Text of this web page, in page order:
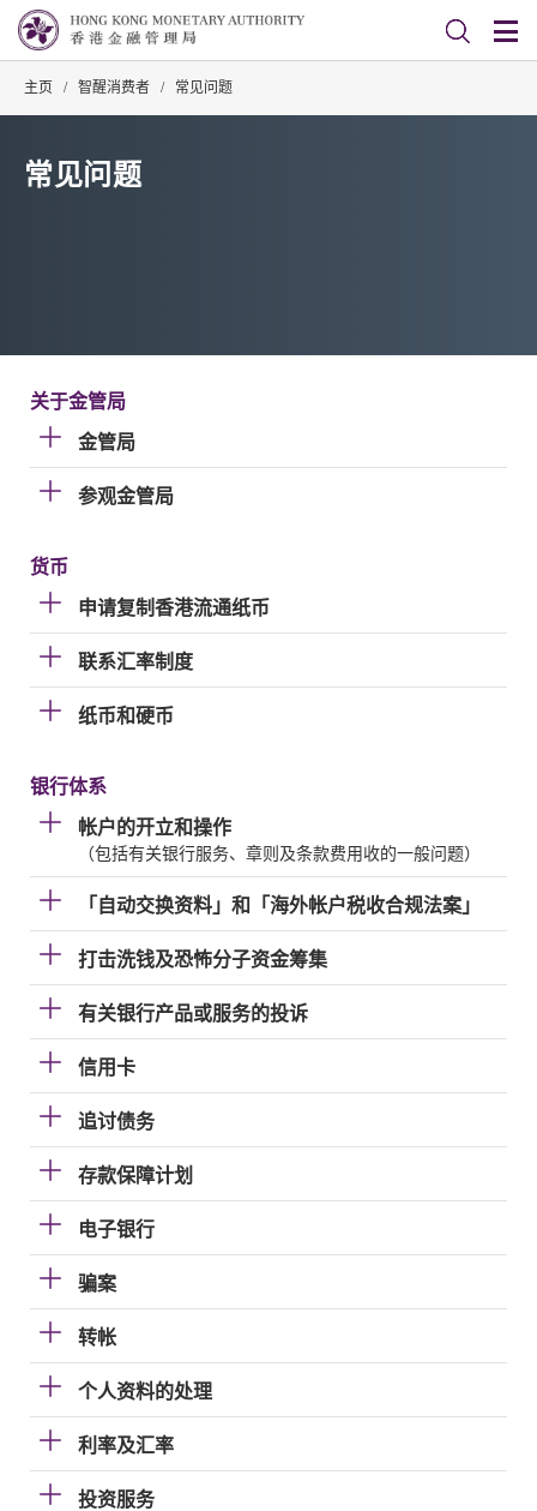
主页 / 智醒消费者 / 常见问题
常见问题
关于金管局
金管局
参观金管局
货币
申请复制香港流通纸币
联系汇率制度
纸币和硬币
银行体系
帐户的开立和操作
（包括有关银行服务、章则及条款费用收的一般问题）
「自动交换资料」和「海外帐户税收合规法案」
打击洗钱及恐怖分子资金筹集
有关银行产品或服务的投诉
信用卡
追讨债务
存款保障计划
电子银行
骗案
转帐
个人资料的处理
利率及汇率
投资服务